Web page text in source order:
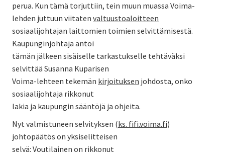
perua. Kun tämä torjuttiin, tein muun muassa Voima-
lehden juttuun viitaten valtuustoaloitteen
sosiaalijohtajan laittomien toimien selvittämisestä.
Kaupunginjohtaja antoi
tämän jälkeen sisäiselle tarkastukselle tehtäväksi
selvittää Susanna Kuparisen
Voima-lehteen tekemän kirjoituksen johdosta, onko
sosiaalijohtaja rikkonut
lakia ja kaupungin sääntöjä ja ohjeita.
Nyt valmistuneen selvityksen (ks. fifi.voima.fi)
johtopäätös on yksiselitteisen
selvä: Voutilainen on rikkonut